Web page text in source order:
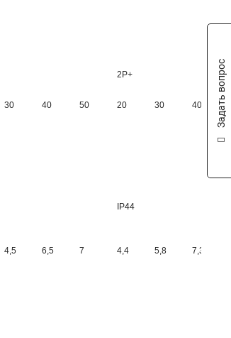
2Р+
30 40 50 20 30 40
IP44
4,5 6,5 7 4,4 5,8 7,3
Задать вопрос